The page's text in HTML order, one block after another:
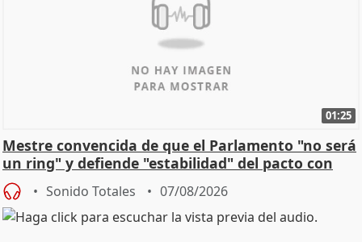
01:25
Mestre convencida de que el Parlamento "no será
un ring" y defiende "estabilidad" del pacto con
Vox
Sonido Totales 07/08/2026